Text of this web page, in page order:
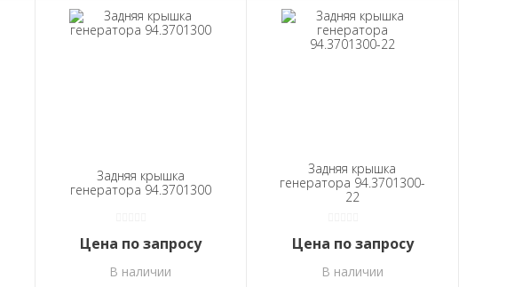
Задняя крышка
генератора 94.3701300
Цена по запросу
В наличии
Задняя крышка
генератора 94.3701300-
22
Цена по запросу
В наличии